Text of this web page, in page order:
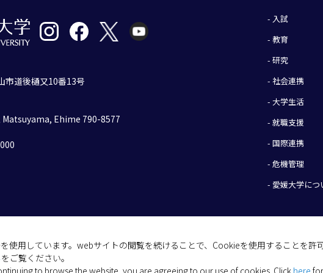
使用しています。webサイトの閲覧を続けることで、Cookieを使用することを許
をご覧ください。
to browse the website, you are agreeing to our use of cookies. Click here
- 入試
- 教育
- 研究
- 社会連携
- 大学生活
- 就職支援
- 国際連携
- 危機管理
- 愛媛大学につ
市道後樋又10番13号
Ehime 790-8577
(C) 2026 Ehime University.